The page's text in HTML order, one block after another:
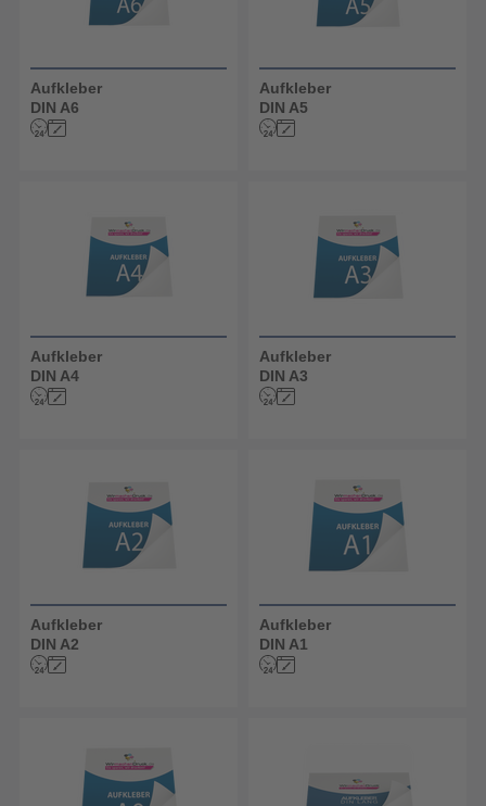
Aufkleber
DIN A6
Aufkleber
DIN A5
Aufkleber
DIN A4
Aufkleber
DIN A3
Aufkleber
DIN A2
Aufkleber
DIN A1